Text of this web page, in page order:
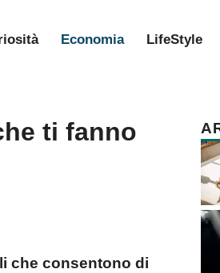
Economia LifeStyle
ti fanno
che consentono di